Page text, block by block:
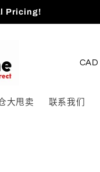
Pricing!
大甩卖 联系我们
国
/